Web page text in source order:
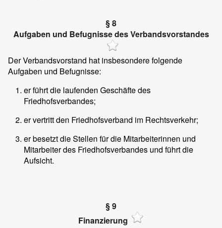
§ 8
Aufgaben und Befugnisse des Verbandsvorstandes
Der Verbandsvorstand hat insbesondere folgende
Aufgaben und Befugnisse:
er führt die laufenden Geschäfte des
Friedhofsverbandes;
er vertritt den Friedhofsverband im Rechtsverkehr;
er besetzt die Stellen für die Mitarbeiterinnen und
Mitarbeiter des Friedhofsverbandes und führt die
Aufsicht.
§ 9
Finanzierung